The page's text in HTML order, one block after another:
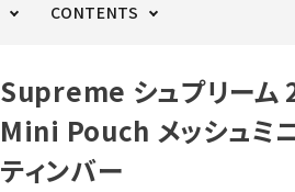
CONTENTS
Supreme シュプリーム
Mini Pouch メッシュミ
ティンバー